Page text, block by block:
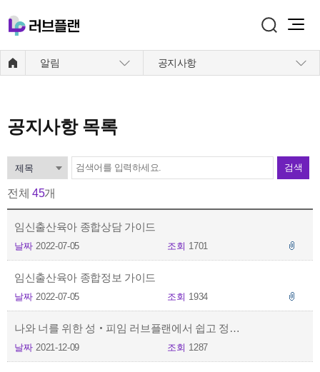
알림 공지사항
공지사항목록
검색
전체 45개
임신출산육아 종합상담 가이드
날짜 2022-07-05 조회 1701
임신출산육아 종합정보 가이드
날짜 2022-07-05 조회 1934
나와 너를 위한 성‧피임 러브플랜에서 쉽고 정확하게 알려드려요!
날짜 2021-12-09 조회 1287